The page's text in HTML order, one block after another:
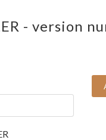
- version